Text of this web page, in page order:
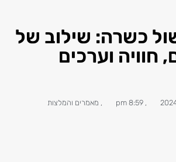
כשרה: שילוב של
חוויה וערכים
,
8:59 pm
, מאמרים והמלצות